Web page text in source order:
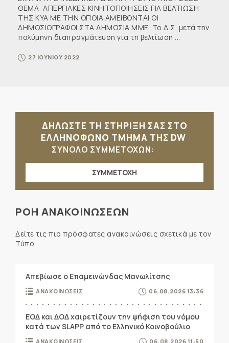
ΘΕΜΑ: ΑΠΕΡΓΙΑΚΕΣ ΚΙΝΗΤΟΠΟΙΗΣΕΙΣ ΓΙΑ ΒΕΛΤΙΩΣΗ
ΤΗΣ ΚΥΑ ΜΕ ΤΗΝ ΟΠΟΙΑ ΑΜΕΙΒΟΝΤΑΙ ΟΙ
ΔΗΜΟΣΙΟΓΡΑΦΟΙ ΣΤΑ ΔΗΜΟΣΙΑ ΜΜΕ Το Δ.Σ. μετά την
πολύμηνη διαπραγμάτευση για τη βελτίωση ...
27 ΙΟΥΝΙΟΥ 2022
ΔΗΛΩΣΤΕ ΤΗ ΣΤΗΡΙΞΗ ΣΑΣ ΣΤΟ
ΕΛΛΗΝΟΦΩΝΟ ΤΜΗΜΑ ΤΗΣ DW
ΣΥΝΟΛΟ ΣΥΜΜΕΤΟΧΩΝ:
ΣΥΜΜΕΤΟΧΗ
ΡΟΗ ΑΝΑΚΟΙΝΩΣΕΩΝ
Δείτε τις πιο πρόσφατες ανακοινώσεις σχετικά με τον
Τύπο.
Απεβίωσε ο Επαμεινώνδας Μανωλίτσης
ΑΝΑΚΟΙΝΩΣΕΙΣ 06.08.2026 13:36
ΕΟΔ και ΔΟΔ χαιρετίζουν την ψήφιση του νόμου
κατά των SLAPP από το Ελληνικό Κοινοβούλιο
ΑΝΑΚΟΙΝΩΣΕΙΣ 06.08.2026 11:50